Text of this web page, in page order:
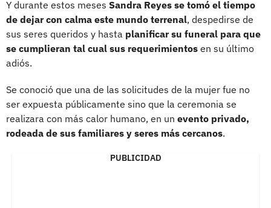
Y durante estos meses Sandra Reyes se tomó el tiempo
de dejar con calma este mundo terrenal, despedirse de
sus seres queridos y hasta planificar su funeral para que
se cumplieran tal cual sus requerimientos en su último
adiós.
Se conoció que una de las solicitudes de la mujer fue no
ser expuesta públicamente sino que la ceremonia se
realizara con más calor humano, en un evento privado,
rodeada de sus familiares y seres más cercanos.
PUBLICIDAD